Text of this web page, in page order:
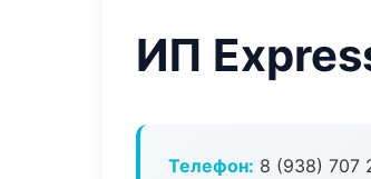
ИП
Телефон: 8 (938) 707